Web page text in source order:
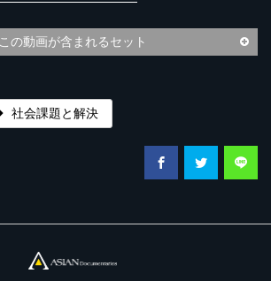
この動画が含まれるセット
社会課題と解決